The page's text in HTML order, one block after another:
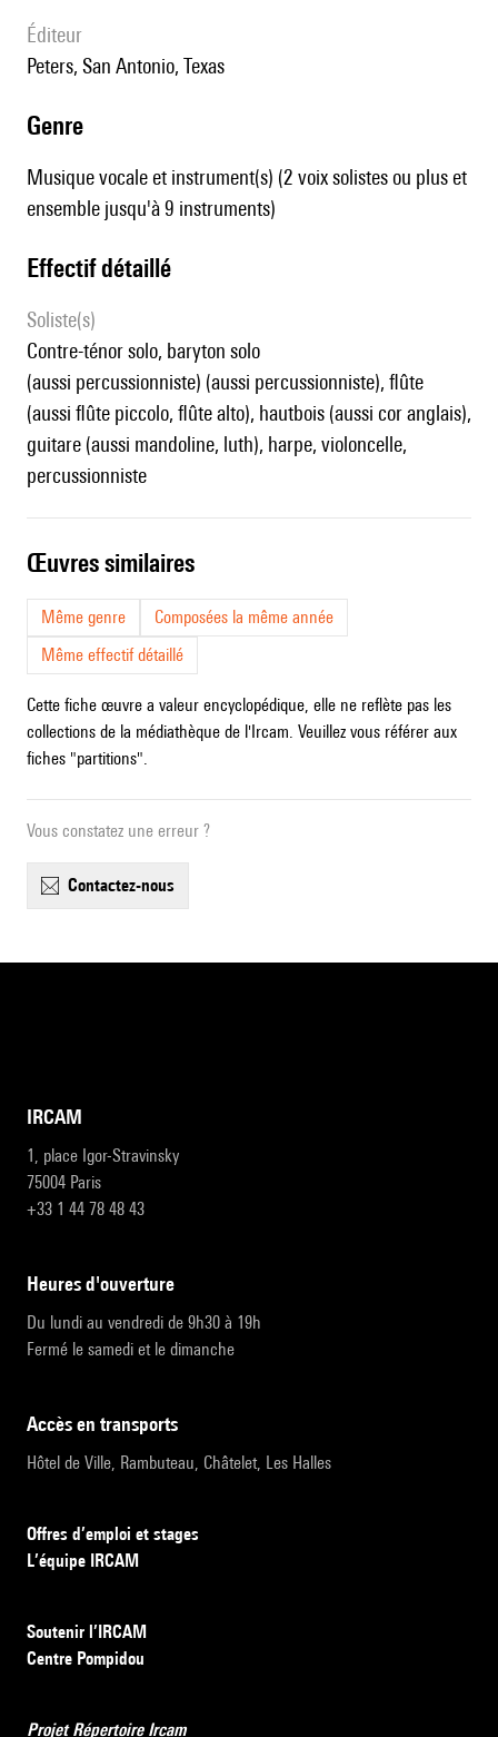
éditeur
Peters, San Antonio, Texas
genre
Musique vocale et instrument(s) (2 voix solistes ou plus et
ensemble jusqu'à 9 instruments)
effectif détaillé
Soliste(s)
contre-ténor solo, baryton solo
(aussi percussionniste) (aussi percussionniste), flûte
(aussi flûte piccolo, flûte alto), hautbois (aussi cor anglais),
guitare (aussi mandoline, luth), harpe, violoncelle,
percussionniste
œuvres similaires
Même genre
Composées la même année
Même effectif détaillé
Cette fiche œuvre a valeur encyclopédique, elle ne reflète pas les
collections de la médiathèque de l'Ircam. Veuillez vous référer aux
fiches "partitions".
Vous constatez une erreur ?
contactez-nous
IRCAM
1, place Igor-Stravinsky
75004 Paris
+33 1 44 78 48 43
heures d'ouverture
Du lundi au vendredi de 9h30 à 19h
Fermé le samedi et le dimanche
accès en transports
Hôtel de Ville, Rambuteau, Châtelet, Les Halles
Offres d’emploi et stages
L’équipe IRCAM
Soutenir l’IRCAM
Centre Pompidou
Projet Répertoire Ircam